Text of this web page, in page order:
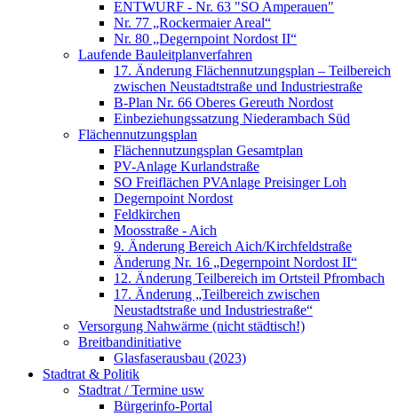
ENTWURF - Nr. 63 "SO Amperauen"
Nr. 77 „Rockermaier Areal“
Nr. 80 „Degernpoint Nordost II“
Laufende Bauleitplanverfahren
17. Änderung Flächennutzungsplan – Teilbereich
zwischen Neustadtstraße und Industriestraße
B-Plan Nr. 66 Oberes Gereuth Nordost
Einbeziehungssatzung Niederambach Süd
Flächennutzungsplan
Flächennutzungsplan Gesamtplan
PV-Anlage Kurlandstraße
SO Freiflächen PV­Anlage Preisinger Loh
Degernpoint Nordost
Feldkirchen
Moosstraße - Aich
9. Änderung Bereich Aich/Kirchfeldstraße
Änderung Nr. 16 „Degernpoint Nordost II“
12. Änderung Teilbereich im Ortsteil Pfrombach
17. Änderung „Teilbereich zwischen
Neustadtstraße und Industriestraße“
Versorgung Nahwärme (nicht städtisch!)
Breitbandinitiative
Glasfaserausbau (2023)
Stadtrat & Politik
Stadtrat / Termine usw
Bürgerinfo-Portal